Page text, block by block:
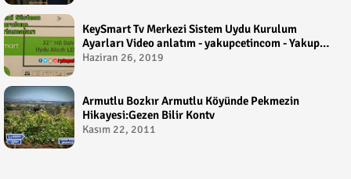
KeySmart Tv Merkezi Sistem Uydu Kurulum
Ayarları Video anlatım - yakupcetincom - Yakup
Çetin
Haziran 26, 2019
Armutlu Bozkır Armutlu Köyünde Pekmezin
Hikayesi:Gezen Bilir Kontv
Kasım 22, 2011